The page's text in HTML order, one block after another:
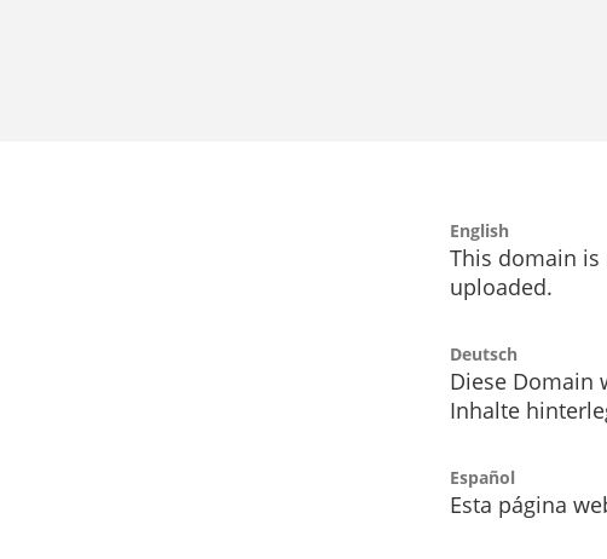
English
This domain is
uploaded.
Deutsch
Diese Domain
Inhalte
Español
Esta página